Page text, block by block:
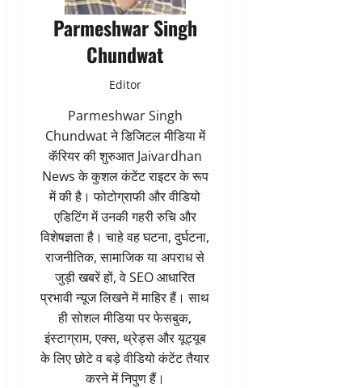
Parmeshwar Singh
Chundwat
Editor
Parmeshwar Singh
Chundwat ने डिजिटल मीडिया में
कॅरियर की शुरुआत Jaivardhan
News के कुशल कंटेंट राइटर के रूप
में की है। फोटोग्राफी और वीडियो
एडिटिंग में उनकी गहरी रुचि और
विशेषज्ञता है। चाहे वह घटना, दुर्घटना,
राजनीतिक, सामाजिक या अपराध से
जुड़ी खबरें हों, वे SEO आधारित
प्रभावी न्यूज लिखने में माहिर हैं। साथ
ही सोशल मीडिया पर फेसबुक,
इंस्टाग्राम, एक्स, थ्रेड्स और यूट्यूब
के लिए छोटे व बड़े वीडियो कंटेंट तैयार
करने में निपुण हैं।